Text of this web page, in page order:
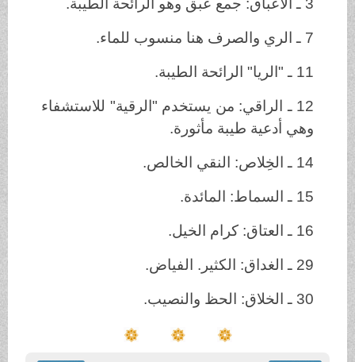
من يستخدم "الرقية" للاستشفاء
طيبة مأثورة.